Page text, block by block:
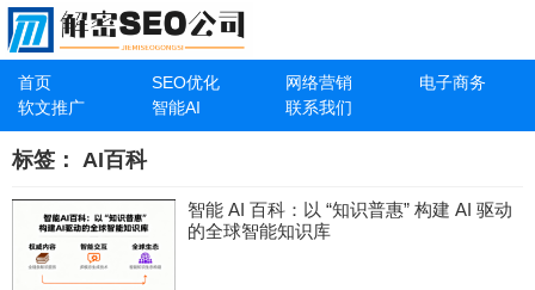
首页 SEO优化 网络营销
电子商务
软文推广
智能AI 联系我们
标签： AI百科
智能 AI 百科：以 “知识普惠” 构建 AI 驱动
的全球智能知识库